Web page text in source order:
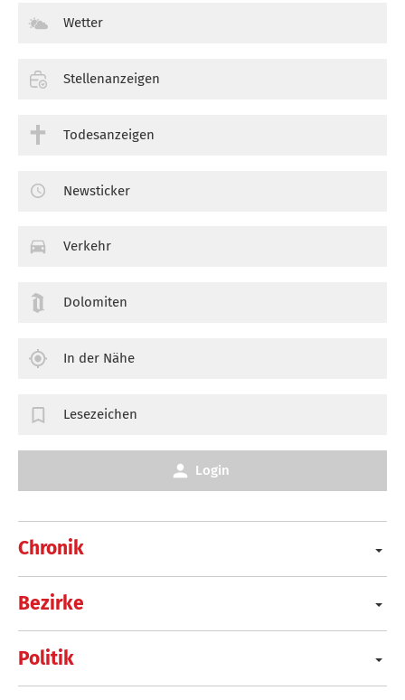
Chronik
Bezirke
Politik
Wetter
Stellenanzeigen
Todesanzeigen
Newsticker
Verkehr
Dolomiten
In der Nähe
Lesezeichen
Login